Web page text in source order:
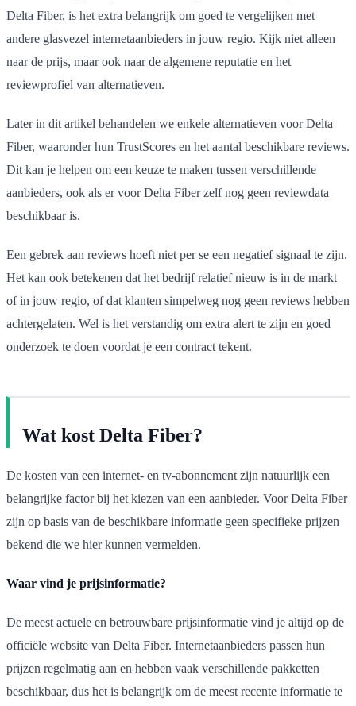
Delta Fiber, is het extra belangrijk om goed te vergelijken met
andere glasvezel internetaanbieders in jouw regio. Kijk niet alleen
naar de prijs, maar ook naar de algemene reputatie en het
reviewprofiel van alternatieven.
Later in dit artikel behandelen we enkele alternatieven voor Delta
Fiber, waaronder hun TrustScores en het aantal beschikbare reviews.
Dit kan je helpen om een keuze te maken tussen verschillende
aanbieders, ook als er voor Delta Fiber zelf nog geen reviewdata
beschikbaar is.
Een gebrek aan reviews hoeft niet per se een negatief signaal te zijn.
Het kan ook betekenen dat het bedrijf relatief nieuw is in de markt
of in jouw regio, of dat klanten simpelweg nog geen reviews hebben
achtergelaten. Wel is het verstandig om extra alert te zijn en goed
onderzoek te doen voordat je een contract tekent.
Wat kost Delta Fiber?
De kosten van een internet- en tv-abonnement zijn natuurlijk een
belangrijke factor bij het kiezen van een aanbieder. Voor Delta Fiber
zijn op basis van de beschikbare informatie geen specifieke prijzen
bekend die we hier kunnen vermelden.
Waar vind je prijsinformatie?
De meest actuele en betrouwbare prijsinformatie vind je altijd op de
officiële website van Delta Fiber. Internetaanbieders passen hun
prijzen regelmatig aan en hebben vaak verschillende pakketten
beschikbaar, dus het is belangrijk om de meest recente informatie te